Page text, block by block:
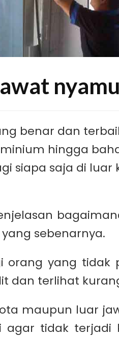
benar dan
hingga
siapa saja di luar
sebenarnya.
orang yang tidak
dan terlihat
maupun luar
tidak terjadi